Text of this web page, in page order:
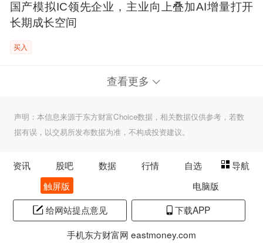
国产模拟IC领先企业，主业向上叠加AI增量打开
长期成长空间
买入
查看更多
声明：本信息来源于东方财富Choice数据，相关数据仅供参考，若数
据有误，以交易所发布数据为准，不构成投资建议。
资讯 股吧 数据 行情 自选
导航
触屏版
电脑版
给网站提点意见
下载APP
手机东方财富网 eastmoney.com